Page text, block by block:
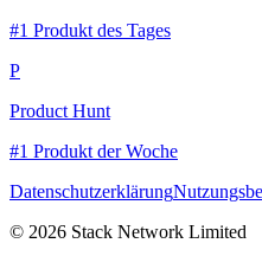
#1 Produkt des Tages
P
Product Hunt
#1 Produkt der Woche
Datenschutzerklärung
© 2026 Stack Network Limited